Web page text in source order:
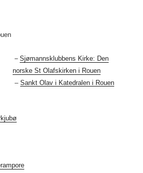
– Sjømannsklubbens Kirke: Den
norske St Olafskirken i Rouen
– Sankt Olav i Katedralen i Rouen